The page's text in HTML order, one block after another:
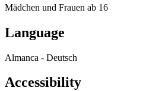
Mädchen und Frauen ab 16
Language
Almanca - Deutsch
Accessibility